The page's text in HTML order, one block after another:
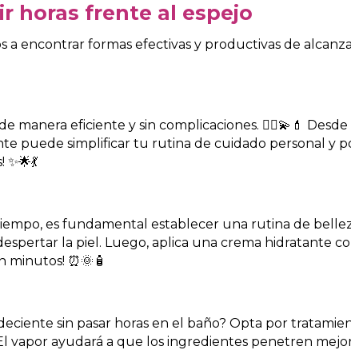
horas frente al espejo
encontrar formas efectivas y productivas de
eficiente y sin complicaciones. 💁‍♀️💫💄
puede simplificar tu rutina de cuidado personal y
es fundamental establecer una rutina de
la piel. Luego, aplica una crema hidratante
⏰🌞🧴
sin pasar horas en el baño? Opta por
ayudará a que los ingredientes penetren